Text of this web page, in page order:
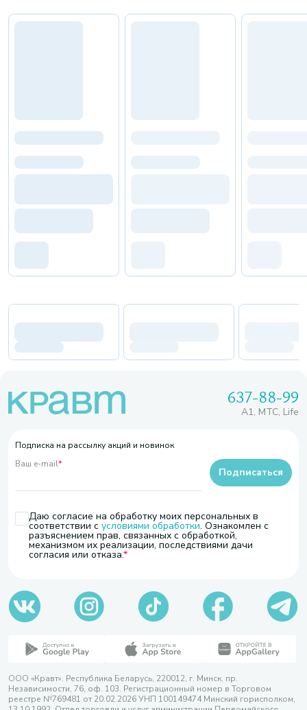
637-88-99
A1, МТС, Life
Подписка на рассылку акций и новинок
Ваш e-mail*
Даю согласие на обработку моих персональных в
соответствии с условиями обработки. Ознакомлен с
разъяснением прав, связанных с обработкой,
механизмом их реализации, последствиями дачи
согласия или отказа.
Подписаться
ООО «Кравт». Республика Беларусь, 220012, г. Минск, пр.
Независимости, 76, оф. 103. Регистрационный номер в Торговом
реестре №769481 от 20.02.2026 УНП 100149474 Минский горисполком,